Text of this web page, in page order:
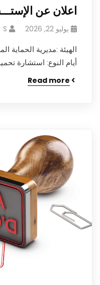
اعلان عن
يوليو 22, 2026 S
أيام النوع: استشارة
Read more